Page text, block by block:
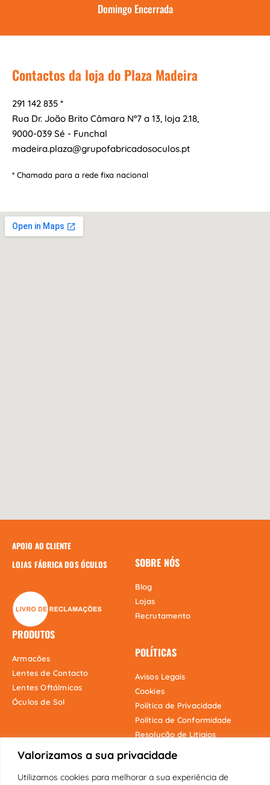
Valorizamos a sua privacidade
Utilizamos cookies para melhorar a sua experiência de
Domingo Encerrada
Contactos da loja do Plaza Madeira
291 142 835 *
Rua Dr. João Brito Câmara Nº7 a 13, loja 2.18,
9000-039 Sé - Funchal
madeira.plaza@grupofabricadosoculos.pt
* Chamada para a rede fixa nacional
APOIO AO CLIENTE
LOJAS FÁBRICA DOS ÓCULOS
SOBRE NÓS
Blog
Lojas
Recrutamento
PRODUTOS
Armacões
Lentes de Contacto
Lentes Oftálmicas
Óculos de Sol
POLÍTICAS
Avisos Legais
Cookies
Política de Privacidade
Política de Conformidade
Resolução de Litigios